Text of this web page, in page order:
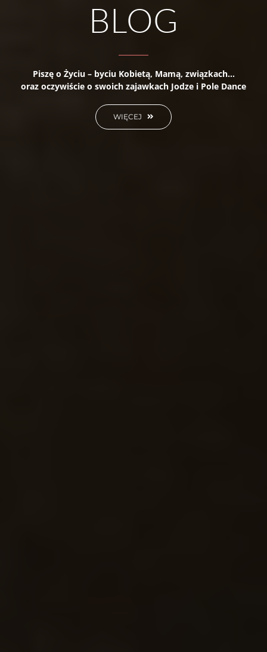
BLOG
Piszę o Życiu – byciu Kobietą, Mamą, związkach…
oraz oczywiście o swoich zajawkach Jodze i Pole Dance
WIĘCEJ